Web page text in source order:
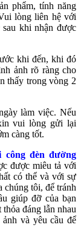
phẩm, tính năng
lòng liên hệ với
khi nhận được
khi đến, khi đó
ảnh rõ ràng cho
thấy trong vòng 2
làm việc. Nếu
vui lòng gửi lại
càng tốt.
đèn đường
được miêu tả với
có thể và với sự
chúng tôi, để tránh
giúp đỡ của bạn
đáng lẫn nhau
và yêu cầu để